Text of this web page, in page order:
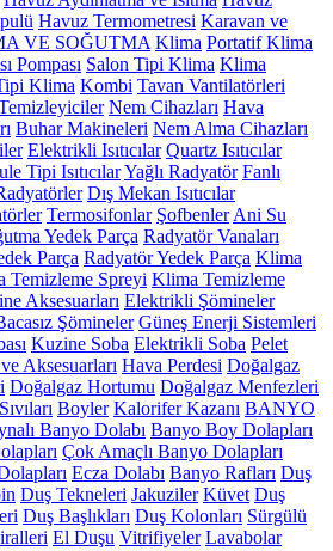
Havuz Termometresi Karavan ve
VE SOĞUTMA Klima Portatif Klima
Pompası Salon Tipi Klima Klima
Klima Kombi Tavan Vantilatörleri
Nem Cihazları Hava
Buhar Makineleri Nem Alma Cihazları
Elektrikli Isıtıcılar Quartz Isıtıcılar
Tipi IsıtıcılarYağlı Radyatör Fanlı
Dış Mekan Isıtıcılar
Termosifonlar Şofbenler Ani Su
Yedek Parça Radyatör Vanaları
Parça Radyatör Yedek Parça Klima
Temizleme Spreyi Klima Temizleme
Aksesuarları Elektrikli Şömineler
Şömineler Güneş Enerji Sistemleri
Kuzine Soba Elektrikli Soba Pelet
Aksesuarları Hava Perdesi Doğalgaz
Doğalgaz Hortumu Doğalgaz Menfezleri
Boyler Kalorifer Kazanı BANYO
Banyo Dolabı Banyo Boy Dolapları
Çok Amaçlı Banyo Dolapları
Ecza Dolabı Banyo Rafları Duş
Duş Tekneleri Jakuziler Küvet Duş
Duş Başlıkları Duş Kolonları Sürgülü
El Duşu Vitrifiyeler Lavabolar